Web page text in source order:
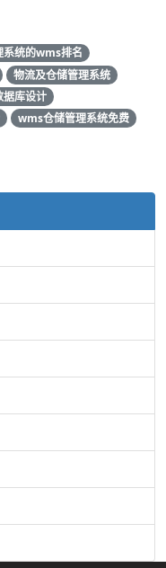
系统的wms排名
物流及仓储管理系统
据库设计
wms仓储管理系统免费